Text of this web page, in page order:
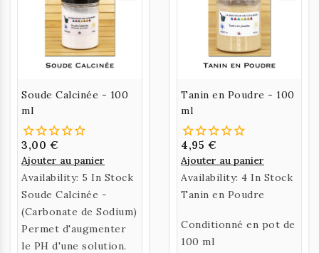
Soude Calcinée - 100
ml
3,00 €
Ajouter au panier
Availability: 5 In Stock
Soude Calcinée -
(Carbonate de Sodium)
Permet d'augmenter
le PH d'une solution.
Tanin en Poudre - 100
ml
4,95 €
Ajouter au panier
Availability: 4 In Stock
Tanin en Poudre
Conditionné en pot de
100 ml